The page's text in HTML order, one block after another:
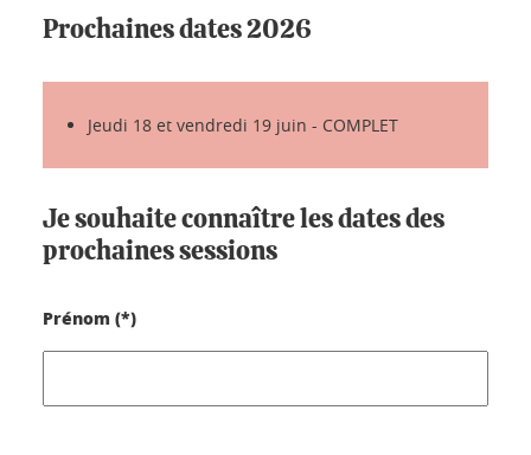
Prochaines dates 2026
Jeudi 18 et vendredi 19 juin - COMPLET
Je souhaite connaître les dates des
prochaines sessions
Prénom (*)